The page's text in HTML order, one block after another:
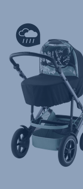
Manual de
Istruzioni
Instrukcja
Návod na
Upute za